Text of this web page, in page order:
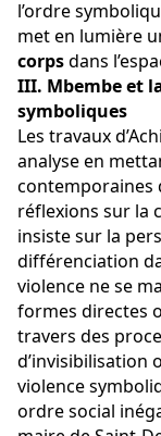
l’ordre
met en lumière
corps dans
III. Mbembe et
symboliques
Les travaux
analyse en
contemporaines
réflexions sur la
insiste sur la
différenciation
violence ne se
formes directes
travers des
d’invisibilisation
violence
ordre social